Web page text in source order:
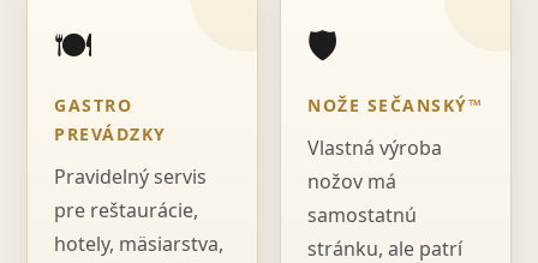
🍽️
GASTRO
PREVÁDZKY
Pravidelný servis
pre reštaurácie,
hotely, mäsiarstva,
🛡️
NOŽE SEČANSKÝ™
Vlastná výroba
nožov má
samostatnú
stránku, ale patrí